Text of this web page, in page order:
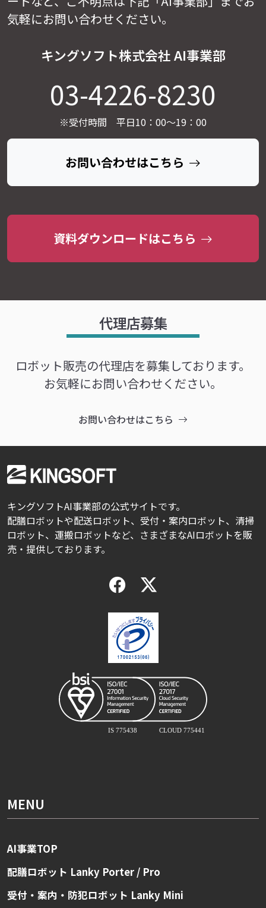
気軽にお問い合わせください。
キングソフト株式会社 AI事業部
03-4226-8230
※受付時間 平日10：00～19：00
お問い合わせはこちら
資料ダウンロードはこちら
代理店募集
ロボット販売の代理店を募集しております。
お気軽にお問い合わせください。
お問い合わせはこちら
キングソフトAI事業部の公式サイトです。
配膳ロボットや配送ロボット、受付・案内ロボット、清掃
ロボット、運搬ロボットなど、さまざまなAIロボットを販
売・提供しております。
MENU
AI事業TOP
配膳ロボット Lanky Porter / Pro
受付・案内・防犯ロボット Lanky Mini